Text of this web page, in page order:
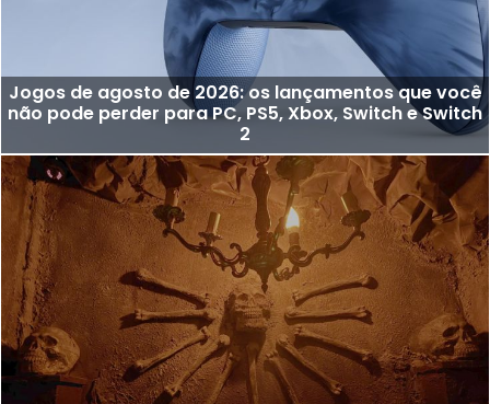
Jogos de agosto de 2026: os lançamentos que você
não pode perder para PC, PS5, Xbox, Switch e Switch
2